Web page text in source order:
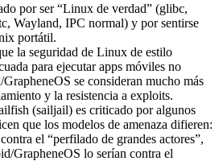
por ser “Linux de verdad” (glibc,
Wayland, IPC normal) y por sentirse
portátil.
la seguridad de Linux de estilo
para ejecutar apps móviles no
se consideran mucho más
y la resistencia a exploits.
(sailjail) es criticado por algunos
que los modelos de amenaza difieren:
el “perfilado de grandes actores”,
GrapheneOS lo serían contra el